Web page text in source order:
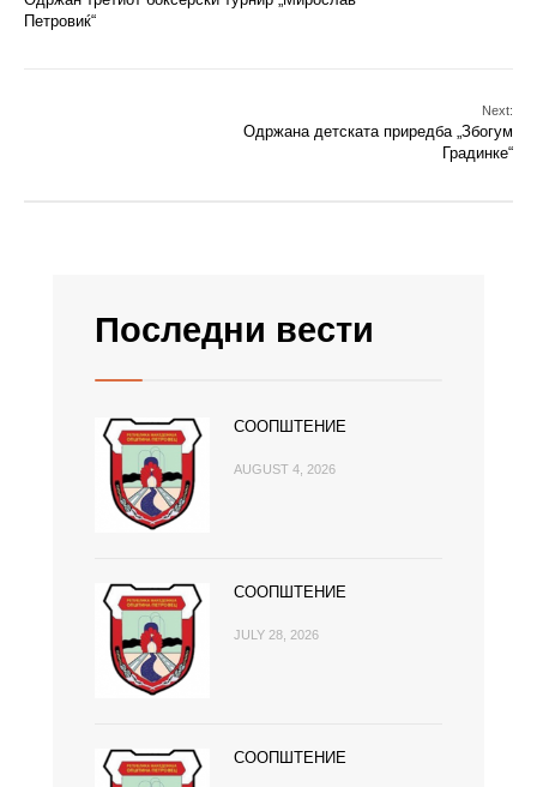
Петровиќ“
Next:
Одржана детската приредба „Збогум
Градинке“
Последни вести
СООПШТЕНИЕ
AUGUST 4, 2026
СООПШТЕНИЕ
JULY 28, 2026
СООПШТЕНИЕ